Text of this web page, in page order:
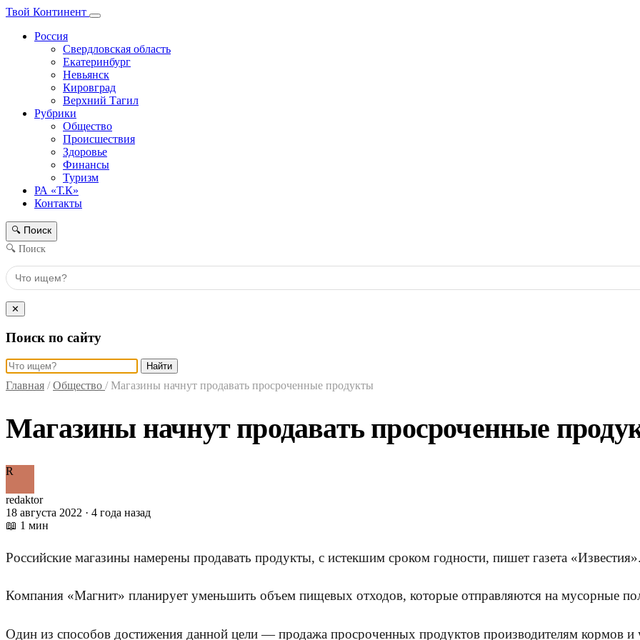
Твой Континент
Россия
Свердловская область
Екатеринбург
Невьянск
Кировград
Верхний Тагил
Рубрики
Общество
Происшествия
Здоровье
Финансы
Туризм
РА «Т.К»
Контакты
🔍 Поиск
🔍 Поиск
✕
Поиск по сайту
Найти
Главная / Общество / Магазины начнут продавать просроченные продукты
Магазины начнут продавать просроченные
R
redaktor
18 августа 2022 · 4 года назад
📖 1 мин
Российские магазины намерены продавать продукты, с истекшим сроком годности, пишет газета «Известия».
Компания «Магнит» планирует уменьшить объем пищевых отходов, которые отправляются на мусорные
Один из способов достижения данной цели — продажа просроченных продуктов производителям кормов и